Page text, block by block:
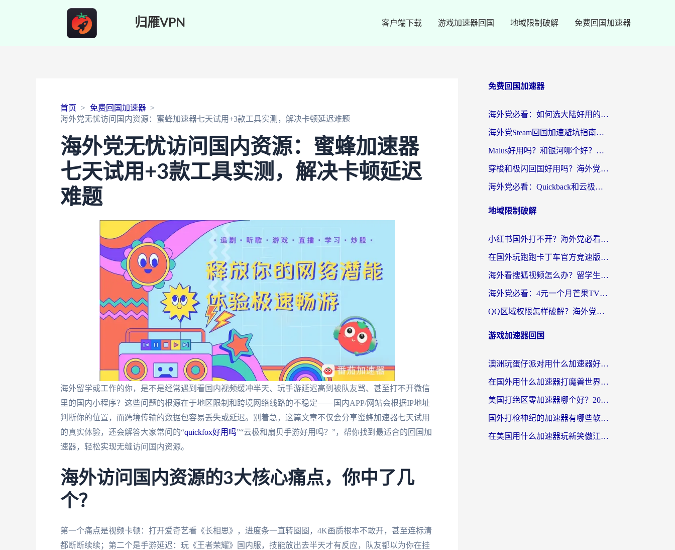
归雁VPN 客户端下载 游戏加速器回国 地域限制破解 免费回国加速器
首页
免费回国加速器
海外党无忧访问国内资源：蜜蜂加速器七天试用+3款工具实测，解决卡顿延迟难题
海外党无忧访问国内资源：蜜蜂加速器
七天试用+3款工具实测，解决卡顿延迟
难题
海外留学或工作的你，是不是经常遇到看国内视频缓冲半天、玩手游延迟高到被队友骂、甚至打不开微信
里的国内小程序？这些问题的根源在于地区限制和跨境网络线路的不稳定——国内APP/网站会根据IP地址
判断你的位置，而跨境传输的数据包容易丢失或延迟。别着急，这篇文章不仅会分享蜜蜂加速器七天试用
的真实体验，还会解答大家常问的“quickfox好用吗”“云极和扇贝手游好用吗？”，帮你找到最适合的回国加
速器，轻松实现无缝访问国内资源。
海外访问国内资源的3大核心痛点，你中了几
个？
第一个痛点是视频卡顿：打开爱奇艺看《长相思》，进度条一直转圈圈，4K画质根本不敢开，甚至连标清
都断断续续；第二个是手游延迟：玩《王者荣耀》国内服，技能放出去半天才有反应，队友都以为你在挂
免费回国加速器
海外党必看：如何选大陆好用的vpn？一篇解决你的回国访问难题
海外党Steam回国加速避坑指南：从延迟卡顿到无缝畅玩，我踩过的坑和最优解
Malus好用吗？和银河哪个好？海外党选回国加速器的避坑指南（附乌克兰玩国内游戏实测）
穿梭和极闪回国好用吗？海外党亲测4款加速器+1个隐藏宝藏
海外党必看：Quickback和云极好用吗？3招教你选对回国加速器（附PC端VPN实测对比）
地域限制破解
小红书国外打不开？海外党必看！3步解决国内影音、生活服务全畅通
在国外玩跑跑卡丁车官方竞速版总卡顿？这篇攻略帮你解决地区限制+低延迟难题
海外看搜狐视频怎么办？留学生亲测有效的回国加速器选择指南
海外党必看：4元一个月芒果TV会员？选对回国加速器就能实现！
QQ区域权限怎样破解？海外党亲测有效的回国加速方案（附看剧看电影神器推荐）
游戏加速器回国
澳洲玩蛋仔派对用什么加速器好？留学生亲测有效的国服游戏加速指南
在国外用什么加速器打魔兽世界不卡？海外党国服游戏流畅指南
美国打绝区零加速器哪个好？2026海外玩家实测指南（附英国部落冲突梦幻西游加速技巧）
国外打枪神纪的加速器有哪些软件？2026海外玩家亲测实用指南
在美国用什么加速器玩新笑傲江湖比较好一点？海外玩家亲测的靠谱方案